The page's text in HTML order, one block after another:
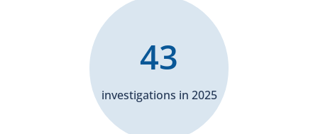
investigations in 2025
43